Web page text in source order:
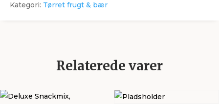
Kategori: Tørret frugt & bær
Relaterede varer